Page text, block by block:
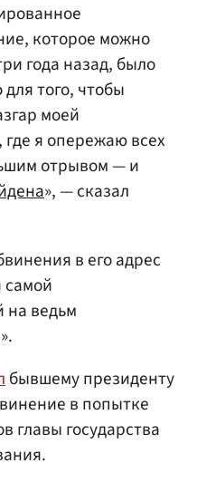
которое можно
года назад, было
того, чтобы
моей
я опережаю всех
отрывом — и
», — сказал
в его адрес
самой
на ведьм
бывшему президенту
в попытке
главы государства